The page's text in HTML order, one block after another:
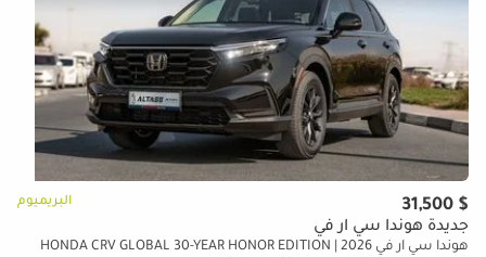
$ 31,500 البريميوم
جديدة هوندا سي آر في
هوندا سي آر في 2026 | HONDA CRV GLOBAL 30-YEAR HONOR EDITION